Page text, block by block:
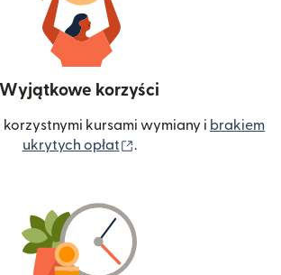
Wyjątkowe korzyści
korzystnymi kursami wymiany i brakiem
ukrytych opłat
.